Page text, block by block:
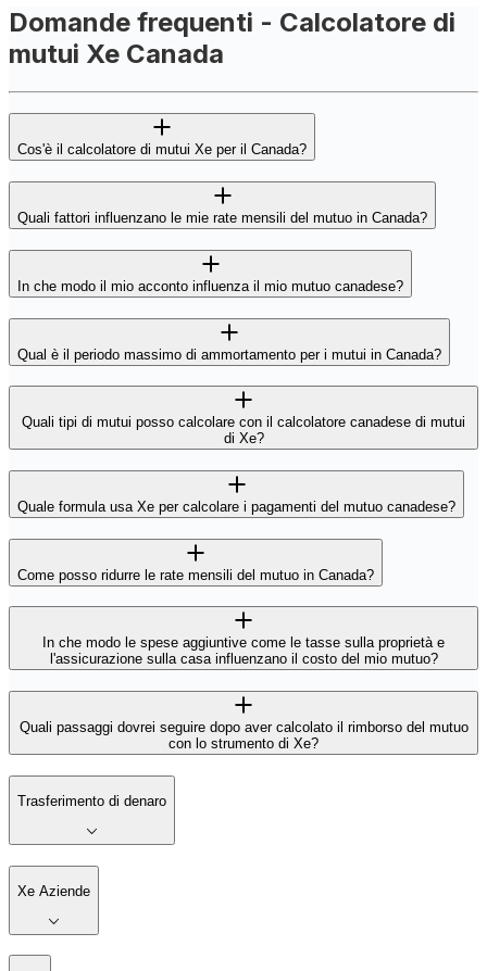
Domande frequenti - Calcolatore di
mutui Xe Canada
Cos'è il calcolatore di mutui Xe per il Canada?
Quali fattori influenzano le mie rate mensili del mutuo in Canada?
In che modo il mio acconto influenza il mio mutuo canadese?
Qual è il periodo massimo di ammortamento per i mutui in Canada?
Quali tipi di mutui posso calcolare con il calcolatore canadese di mutui
di Xe?
Quale formula usa Xe per calcolare i pagamenti del mutuo canadese?
Come posso ridurre le rate mensili del mutuo in Canada?
In che modo le spese aggiuntive come le tasse sulla proprietà e
l'assicurazione sulla casa influenzano il costo del mio mutuo?
Quali passaggi dovrei seguire dopo aver calcolato il rimborso del mutuo
con lo strumento di Xe?
Trasferimento di denaro
Xe Aziende